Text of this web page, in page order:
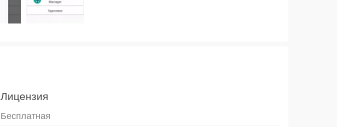
Лицензия
Бесплатная